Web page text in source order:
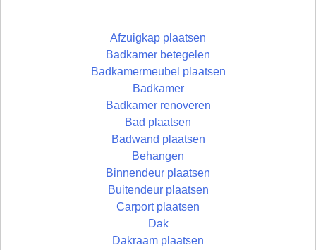
Afzuigkap plaatsen
Badkamer betegelen
Badkamermeubel plaatsen
Badkamer
Badkamer renoveren
Bad plaatsen
Badwand plaatsen
Behangen
Binnendeur plaatsen
Buitendeur plaatsen
Carport plaatsen
Dak
Dakraam plaatsen